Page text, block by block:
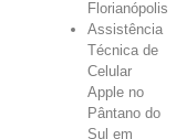
Florianópolis
Assistência
Técnica de
Celular
Apple no
Pântano do
Sul em